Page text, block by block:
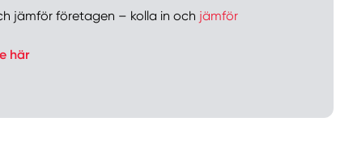
jämför företagen – kolla in och jämför
här